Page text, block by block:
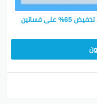
رمز ترويجي تطبيق فوغا كلوسيت جديد تخفيض 65% على فساتين